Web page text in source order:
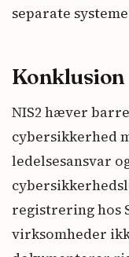
separate
Konklusion
NIS2 hæver
cybersikkerhed
ledelsesansvar
registrering hos
virksomheder